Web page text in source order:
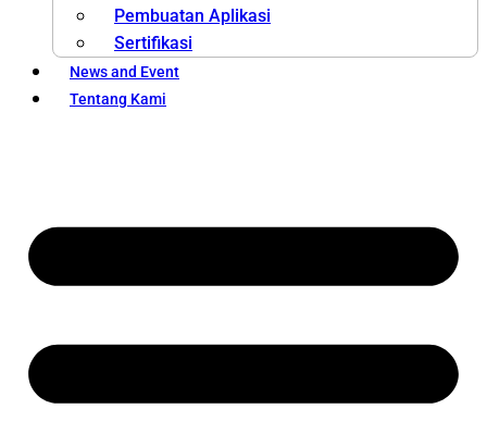
Pembuatan Aplikasi
Sertifikasi
News and Event
Tentang Kami